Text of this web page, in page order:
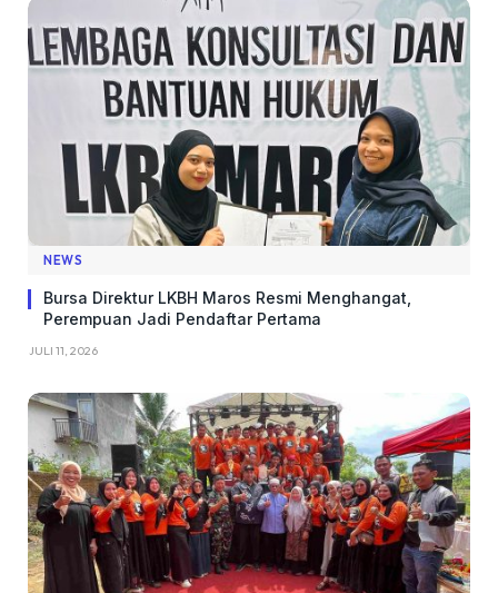
NEWS
Bursa Direktur LKBH Maros Resmi Menghangat,
Perempuan Jadi Pendaftar Pertama
JULI 11, 2026